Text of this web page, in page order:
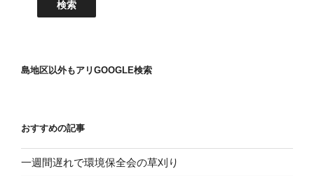
島地区以外もアリGOOGLE検索
おすすめの記事
一週間遅れで環境保全会の草刈り